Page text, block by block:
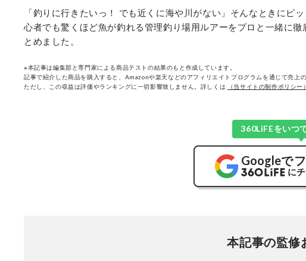
「釣りに行きたいっ！ でも近くに海や川がない」そんなときにピ
心者でも驚くほど魚が釣れる管理釣り場用ルアーをプロと一緒に
とめました。
※本記事は編集部と専門家による商品テストの結果のもと作成しています。
記事で紹介した商品を購入すると、Amazonや楽天などのアフィリエイトプログラムを通じて売上
ただし、この収益は評価やランキングに一切影響致しません。詳しくは
（当サイトの制作ポリシー
360LiFEをいつ
Googleで
に
本記事の監修